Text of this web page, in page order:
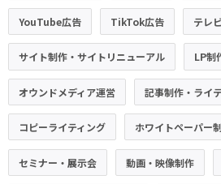
YouTube広告 TikTok広告 テレ
サイト制作・サイトリニューアル LP制
オウンドメディア運営 記事制作・ライ
コピーライティング ホワイトペーパー
セミナー・展示会 動画・映像制作